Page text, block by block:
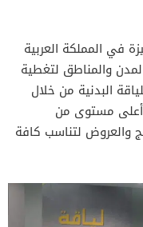
للسيدات
في المملكة العربية
والمناطق لتغطية
البدنية من خلال
أعلى مستوى من
والعروض لتناسب كافة